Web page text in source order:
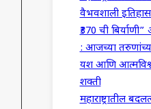
वैभवशाली
₹370 ची
: आजच्या
यश आणि
शक्ती
महाराष्ट्रातील